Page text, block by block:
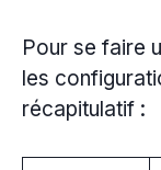
Pour se faire
les
récapitulatif :